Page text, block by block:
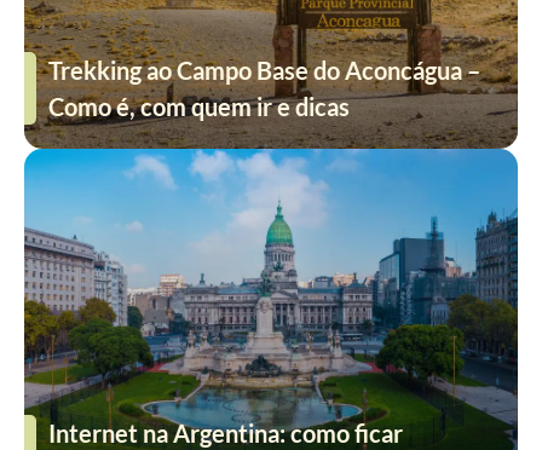
Trekking ao Campo Base do Aconcágua –
Como é, com quem ir e dicas
Internet na Argentina: como ficar